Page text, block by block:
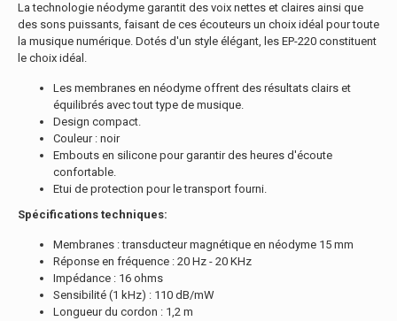
La technologie néodyme garantit des voix nettes et claires ainsi que
des sons puissants, faisant de ces écouteurs un choix idéal pour toute
la musique numérique. Dotés d'un style élégant, les EP-220 constituent
le choix idéal.
Les membranes en néodyme offrent des résultats clairs et
équilibrés avec tout type de musique.
Design compact.
Couleur : noir
Embouts en silicone pour garantir des heures d'écoute
confortable.
Etui de protection pour le transport fourni.
Spécifications techniques:
Membranes : transducteur magnétique en néodyme 15 mm
Réponse en fréquence : 20 Hz - 20 KHz
Impédance : 16 ohms
Sensibilité (1 kHz) : 110 dB/mW
Longueur du cordon : 1,2 m